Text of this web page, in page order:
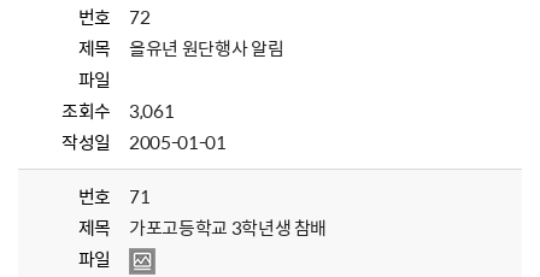
번호
72
제목
을유년 원단행사 알림
파일
조회수
3,061
작성일
2005-01-01
번호
71
제목
가포고등학교 3학년생 참배
파일